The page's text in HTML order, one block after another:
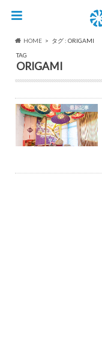
HOME
タグ : ORIGAMI
TAG
ORIGAMI
最新記事